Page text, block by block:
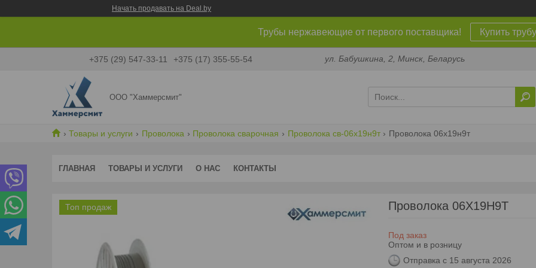
Начать продавать на Deal.by
Трубы нержавеющие от первого поставщика! Купить трубу
+375 (29) 547-33-11 +375 (17) 355-55-54 ул. Бабушкина, 2, Минск, Беларусь
ООО "Хаммерсмит"
Товары и услуги Проволока Проволока сварочная Проволока св-06х19н9т Проволока 06х19н9т
ГЛАВНАЯ ТОВАРЫ И УСЛУГИ О НАС КОНТАКТЫ
Топ продаж Проволока 06Х19Н9Т
Под заказ
Оптом и в розницу
Отправка с 15 августа 2026